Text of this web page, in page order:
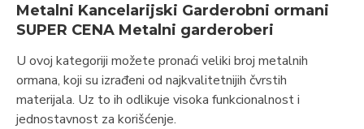
Metalni Kancelarijski Garderobni ormani
SUPER CENA Metalni garderoberi
U ovoj kategoriji možete pronaći veliki broj metalnih
ormana, koji su izrađeni od najkvalitetnijih čvrstih
materijala. Uz to ih odlikuje visoka funkcionalnost i
jednostavnost za korišćenje.